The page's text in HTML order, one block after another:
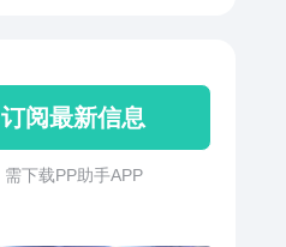
订阅最新信息
需 下 载 P P 助 手 A P P